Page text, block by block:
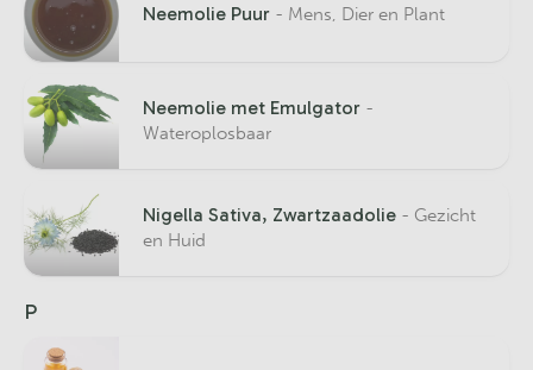
Neemolie Puur - Mens, Dier en Plant
Neemolie met Emulgator -
Wateroplosbaar
Nigella Sativa, Zwartzaadolie - Gezicht
en Huid
P